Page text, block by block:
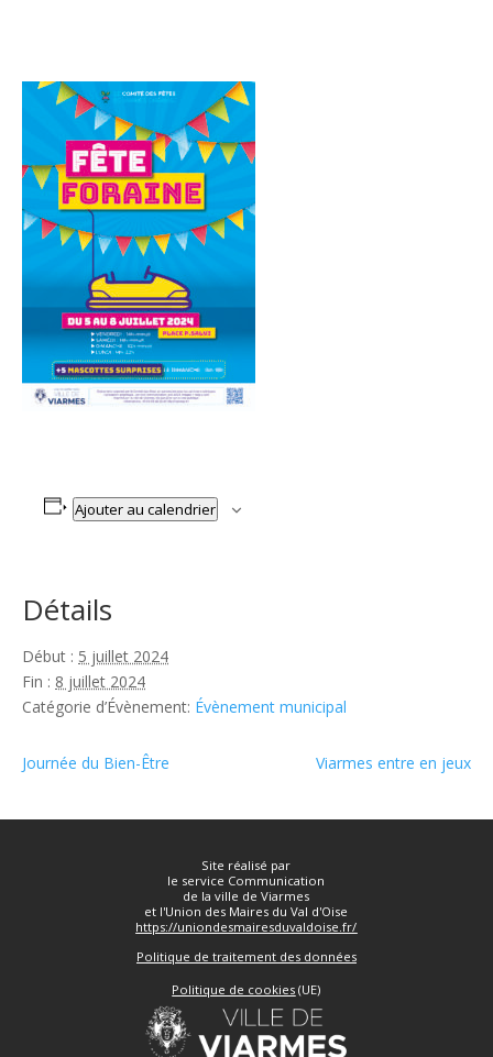
Ajouter au calendrier
Détails
Début : 5 juillet 2024
Fin : 8 juillet 2024
Catégorie d’Évènement: Évènement municipal
Journée du Bien-Être Viarmes entre en jeux
Site réalisé par
le service Communication
de la ville de Viarmes
et l'Union des Maires du Val d'Oise
https://uniondesmairesduvaldoise.fr/
Politique de traitement des données
Politique de cookies (UE)